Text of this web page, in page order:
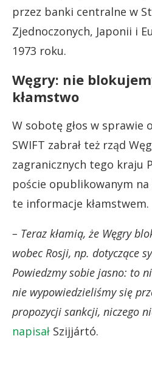
przez banki centralne w
Zjednoczonych, Japonii i
1973 roku.
Węgry: nie
kłamstwo
W sobotę głos w sprawie
SWIFT zabrał też rząd
zagranicznych tego kraju
poście opublikowanym na
te informacje kłamstwem.
– Teraz kłamią, że Węgry
wobec Rosji, np. dotyczące
Powiedzmy sobie jasno: to
nie wypowiedzieliśmy się
propozycji sankcji, niczego
napisał Szijjártó.